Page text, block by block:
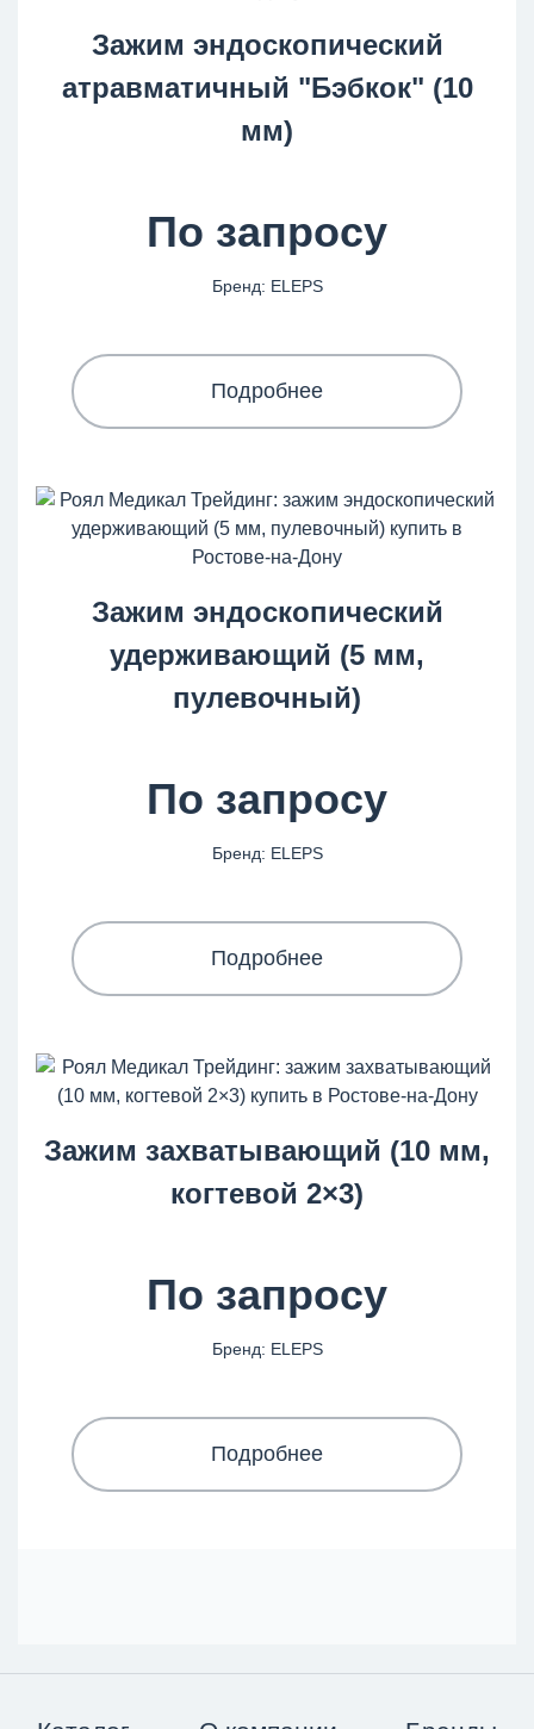
Зажим эндоскопический
атравматичный "Бэбкок" (10
мм)
По запросу
Бренд: ELEPS
Подробнее
Зажим эндоскопический
удерживающий (5 мм,
пулевочный)
По запросу
Бренд: ELEPS
Подробнее
Зажим захватывающий (10 мм,
когтевой 2×3)
По запросу
Бренд: ELEPS
Подробнее